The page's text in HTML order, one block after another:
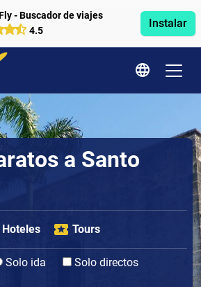
- Buscador de viajes
4.5
Instalar
a Santo
Hoteles Tours
Solo ida
Solo directos